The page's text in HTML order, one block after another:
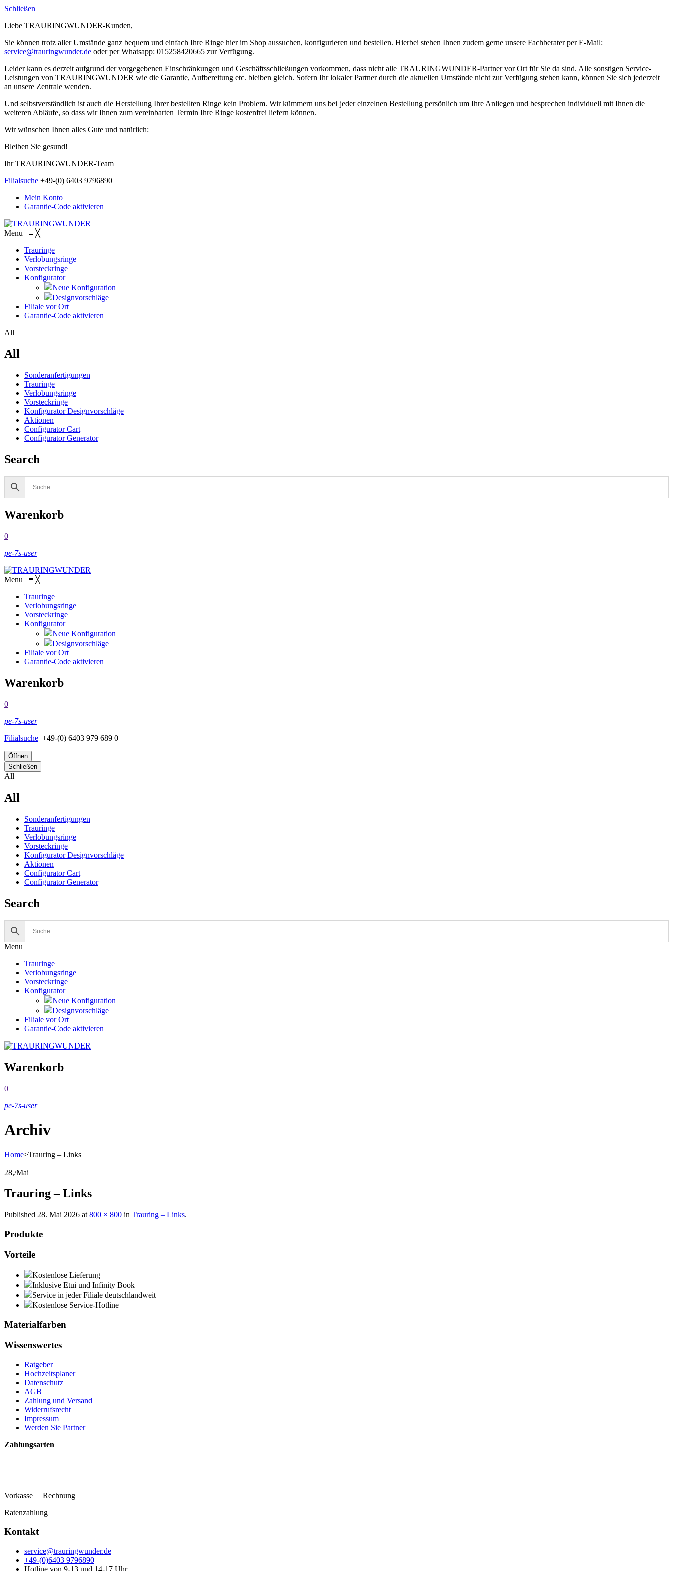
Schließen
Liebe TRAURINGWUNDER-Kunden,
Sie können trotz aller Umstände ganz bequem und einfach Ihre Ringe hier im Shop aussuchen, konfigurieren und bestellen. Hierbei stehen Ihnen zudem gerne unsere Fachberater per E-Mail:
service@trauringwunder.de oder per Whatsapp: 015258420665 zur Verfügung.
Leider kann es derzeit aufgrund der vorgegebenen Einschränkungen und Geschäftsschließungen vorkommen, dass nicht alle TRAURINGWUNDER-Partner vor Ort für Sie da sind. Alle sonstigen Service-
Leistungen von TRAURINGWUNDER wie die Garantie, Aufbereitung etc. bleiben gleich. Sofern Ihr lokaler Partner durch die aktuellen Umstände nicht zur Verfügung stehen kann, können Sie sich jederzeit
an unsere Zentrale wenden.
Und selbstverständlich ist auch die Herstellung Ihrer bestellten Ringe kein Problem. Wir kümmern uns bei jeder einzelnen Bestellung persönlich um Ihre Anliegen und besprechen individuell mit Ihnen die
weiteren Abläufe, so dass wir Ihnen zum vereinbarten Termin Ihre Ringe kostenfrei liefern können.
Wir wünschen Ihnen alles Gute und natürlich:
Bleiben Sie gesund!
Ihr TRAURINGWUNDER-Team
Filialsuche +49-(0) 6403 9796890
Mein Konto
Garantie-Code aktivieren
Menu ≡ ╳
Trauringe
Verlobungsringe
Vorsteckringe
Konfigurator
Neue Konfiguration
Designvorschläge
Filiale vor Ort
Garantie-Code aktivieren
All
All
Sonderanfertigungen
Trauringe
Verlobungsringe
Vorsteckringe
Konfigurator Designvorschläge
Aktionen
Configurator Cart
Configurator Generator
Search
Warenkorb
0
pe-7s-user
Menu ≡ ╳
Trauringe
Verlobungsringe
Vorsteckringe
Konfigurator
Neue Konfiguration
Designvorschläge
Filiale vor Ort
Garantie-Code aktivieren
Warenkorb
0
pe-7s-user
Filialsuche +49-(0) 6403 979 689 0
Öffnen
Schließen
All
All
Sonderanfertigungen
Trauringe
Verlobungsringe
Vorsteckringe
Konfigurator Designvorschläge
Aktionen
Configurator Cart
Configurator Generator
Search
Menu
Trauringe
Verlobungsringe
Vorsteckringe
Konfigurator
Neue Konfiguration
Designvorschläge
Filiale vor Ort
Garantie-Code aktivieren
Warenkorb
0
pe-7s-user
Archiv
Home>Trauring – Links
28,/Mai
Trauring – Links
Published 28. Mai 2026 at 800 × 800 in Trauring – Links.
Produkte
Vorteile
Kostenlose Lieferung
Inklusive Etui und Infinity Book
Service in jeder Filiale deutschlandweit
Kostenlose Service-Hotline
Materialfarben
Wissenswertes
Ratgeber
Hochzeitsplaner
Datenschutz
AGB
Zahlung und Versand
Widerrufsrecht
Impressum
Werden Sie Partner
Zahlungsarten
Vorkasse Rechnung
Ratenzahlung
Kontakt
service@trauringwunder.de
+49-(0)6403 9796890